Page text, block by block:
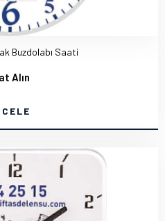
Buzdolabı Saati
Alın